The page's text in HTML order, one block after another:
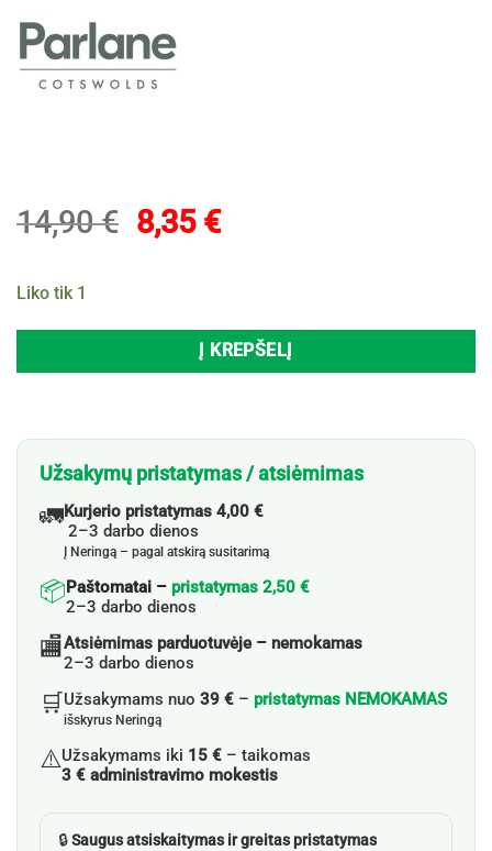
14,90€ Original
8,35 €Current
Liko tik 1
Į KREPŠELĮ
Užsakymų pristatymas / atsiėmimas
🚛Kurjerio pristatymas 4,00 €
2–3 darbo dienos
Į Neringą – pagal atskirą susitarimą
📦 Paštomatai – pristatymas 2,50 €
2–3 darbo dienos
🏬Atsiėmimas parduotuvėje – nemokamas
2–3 darbo dienos
🛒 Užsakymams nuo 39 € – pristatymas NEMOKAMAS
išskyrus Neringą
⚠️Užsakymams iki 15 € – taikomas
3 € administravimo mokestis
🔒Saugus atsiskaitymas ir greitas pristatymas